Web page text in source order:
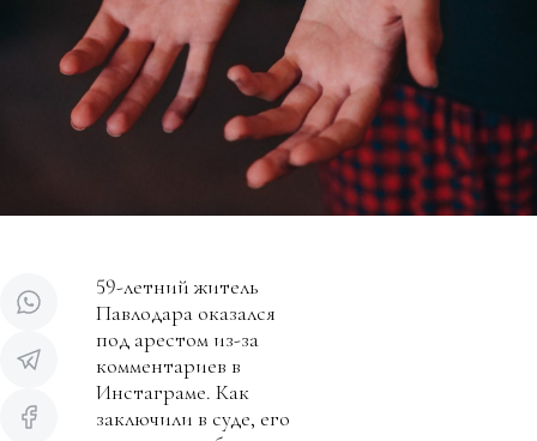
59-летний житель
Павлодара оказался
под арестом из-за
комментариев в
Инстаграме. Как
заключили в суде, его